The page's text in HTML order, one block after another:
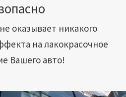
оказывает никакого
на лакокрасочное
Вашего авто!